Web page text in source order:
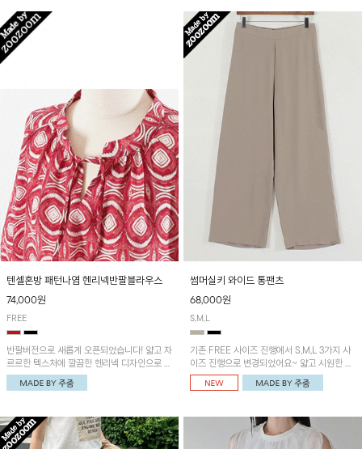
텐셀혼방 패턴나염 헨리넥반팔블라우스
74,000원
FREE
반팔버전으로 새롭게 오픈되었습니다! 얇고 차
르르한 텍스처에 깔끔한 헨리넥 디자인으로 제
작된 블라우스예요~볼륨감있는 소매 셔링과
세련된 나염패턴으로 유니크한 매력 UP!
썸머실키 와이드 통팬츠
68,000원
S,M,L
기존 FREE 사이즈 진행에서 S,M,L 3가지 사
이즈 진행으로 변경되었어요~ 얇고 시원한 원
단으로 제작된 와이드팬츠! 베이직한 디자인으
로 코디 활용도가 높은 아이템이에요~